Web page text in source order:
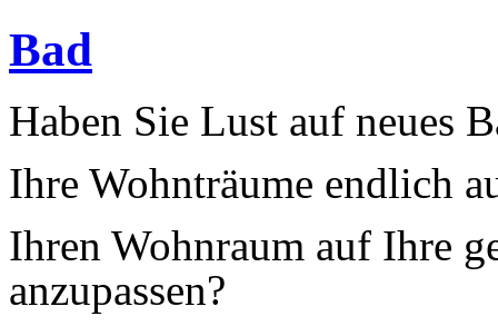
Bad
Haben Sie Lust auf neues
Ihre Wohnträume endlich
Ihren Wohnraum auf Ihre
anzupassen?